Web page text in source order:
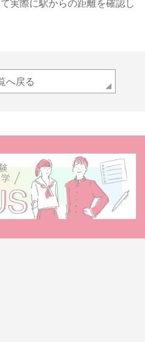
実際に駅からの距離を確認し
へ戻る